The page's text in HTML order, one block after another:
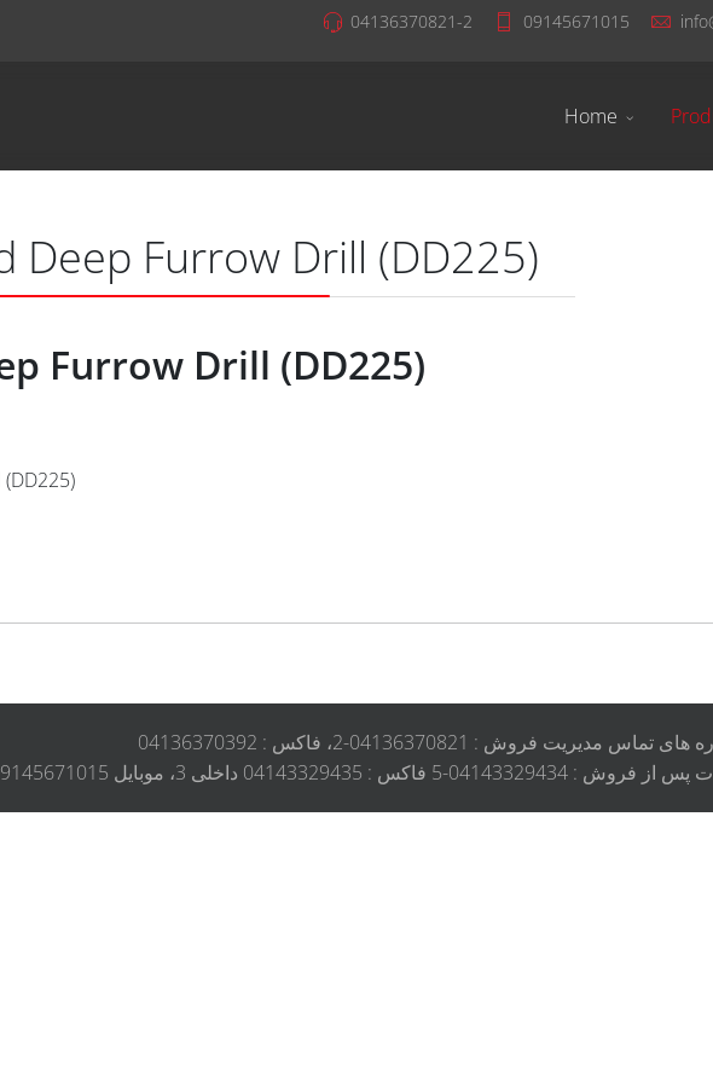
04136370821-2 09145671015
Home
Deep Furrow Drill (DD225)
Furrow Drill (DD225)
تماس مدیریت فروش : 04136370821-2، فاکس : 04136370392
داخلی 3، موبایل 09145671015